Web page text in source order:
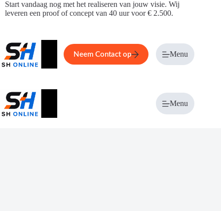
Ga
naar
Start vandaag nog met het realiseren van jouw visie. Wij
leveren een proof of concept van 40 uur voor € 2.500.
Home Service Over ons
Neem Contact op Menu
Menu